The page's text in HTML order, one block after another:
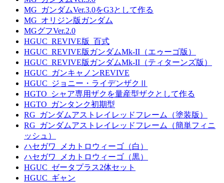
MG_ガンダムVer.3.0をG3として作る
MG_オリジン版ガンダム
MGグフVer.2.0
HGUC_REVIVE版_百式
HGUC_REVIVE版ガンダムMk-II（エゥーゴ版）
HGUC_REVIVE版ガンダムMk-II（ティターンズ版）
HGUC_ガンキャノンREVIVE
HGUC_ジョニー・ライデンザクⅡ
HGTO_シャア専用ザクを量産型ザクとして作る
HGTO_ガンタンク初期型
RG_ガンダムアストレイレッドフレーム（塗装版）
RG_ガンダムアストレイレッドフレーム（簡単フィニ
ッシュ）
ハセガワ_メカトロウィーゴ（白）
ハセガワ_メカトロウィーゴ（黒）
HGUC_ゼータプラス2体セット
HGUC_ギャン